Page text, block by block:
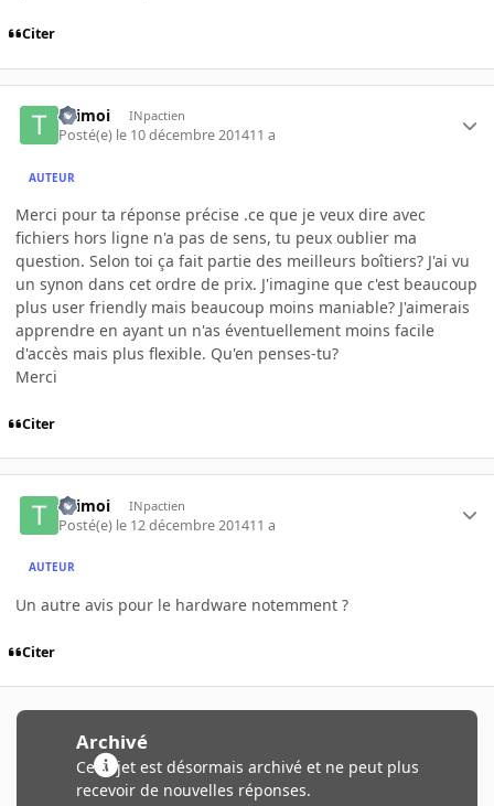
Citer
titimoi INpactien
Posté(e) le 10 décembre 201411 a
AUTEUR
Merci pour ta réponse précise .ce que je veux dire avec
fichiers hors ligne n'a pas de sens, tu peux oublier ma
question. Selon toi ça fait partie des meilleurs boîtiers? J'ai vu
un synon dans cet ordre de prix. J'imagine que c'est beaucoup
plus user friendly mais beaucoup moins maniable? J'aimerais
apprendre en ayant un n'as éventuellement moins facile
d'accès mais plus flexible. Qu'en penses-tu?
Merci
Citer
titimoi INpactien
Posté(e) le 12 décembre 201411 a
AUTEUR
Un autre avis pour le hardware notemment ?
Citer
Archivé
Ce sujet est désormais archivé et ne peut plus
recevoir de nouvelles réponses.